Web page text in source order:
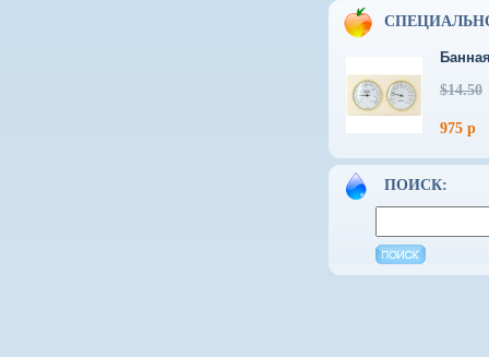
$14.50
975 р
ПОИСК: